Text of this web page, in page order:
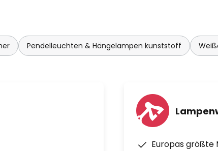
Pendelleuchten & Hängelampen kunststoff
Europas größte